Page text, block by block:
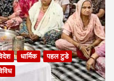
धार्मिक
पहल टुडे